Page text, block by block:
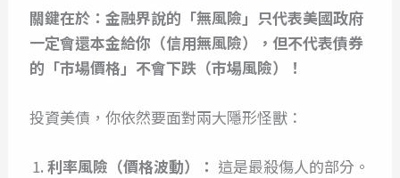
關鍵在於：金融界說的「無風險」只代表美國政府
一定會還本金給你（信用無風險），但不代表債券
的「市場價格」不會下跌（市場風險）！
投資美債，你依然要面對兩大隱形怪獸：
利率風險（價格波動）： 這是最殺傷人的部分。